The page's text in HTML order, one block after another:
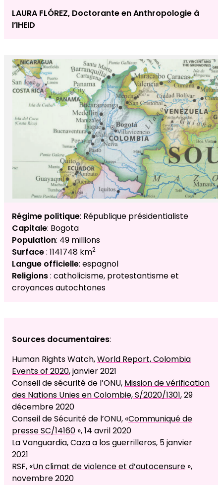
LAURA FLÓREZ, Doctorante en Anthropologie à
l’IHEID
Régime politique: République présidentialiste
Capitale: Bogota
Population: 49 millions
Surface: 1141748 km2
Langue officielle: espagnol
Religions: catholicisme, protestantisme et
croyances autochtones
Sources documentaires:
Human Rights Watch,World Report, Colombia
Events of 2020, janvier 2021
Conseil de sécurité de l’ONU, Mission de vérification
des Nations Unies en Colombie, S/2020/1301, 29
décembre 2020
Conseil de Sécurité de l’ONU, «Communiqué de
presse SC/14160 », 14 avril 2020
La Vanguardia,Caza a los guerrilleros, 5 janvier
2021
RSF, «Un climat de violence et d’autocensure »,
novembre 2020